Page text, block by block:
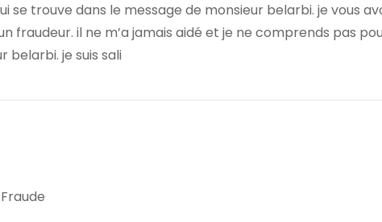
se trouve dans le message de monsieur belarbi. je vous
fraudeur. il ne m’a jamais aidé et je ne comprends pas
belarbi. je suis sali